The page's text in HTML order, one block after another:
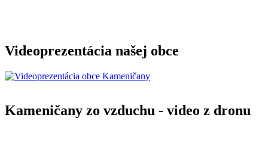
Videoprezentácia našej obce
Kameničany zo vzduchu - video z dronu